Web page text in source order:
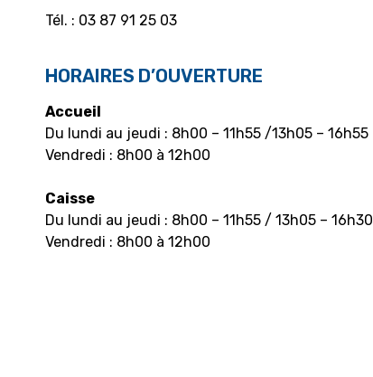
Tél. : 03 87 91 25 03
HORAIRES D’OUVERTURE
Accueil
Du lundi au jeudi : 8h00 – 11h55 /13h05 – 16h55
Vendredi : 8h00 à 12h00
Caisse
Du lundi au jeudi : 8h00 – 11h55 / 13h05 – 16h30
Vendredi : 8h00 à 12h00